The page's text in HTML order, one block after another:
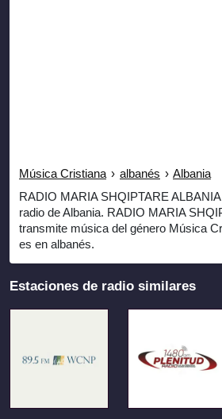
Música Cristiana › albanés › Albania
RADIO MARIA SHQIPTARE
radio de Albania. RADIO MARIA
transmite música del género Música
es en albanés.
Estaciones de radio similares